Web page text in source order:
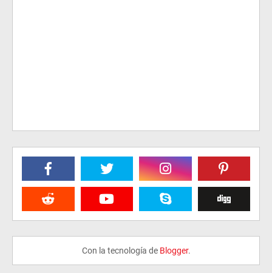
Con la tecnología de Blogger.